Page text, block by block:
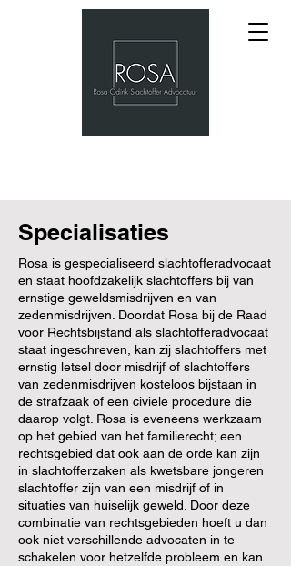
Specialisaties
Rosa is gespecialiseerd slachtofferadvocaat
en staat hoofdzakelijk slachtoffers bij van
ernstige geweldsmisdrijven en van
zedenmisdrijven. Doordat Rosa bij de Raad
voor Rechtsbijstand als slachtofferadvocaat
staat ingeschreven, kan zij slachtoffers met
ernstig letsel door misdrijf of slachtoffers
van zedenmisdrijven kosteloos bijstaan in
de strafzaak of een civiele procedure die
daarop volgt. Rosa is eveneens werkzaam
op het gebied van het familierecht; een
rechtsgebied dat ook aan de orde kan zijn
in slachtofferzaken als kwetsbare jongeren
slachtoffer zijn van een misdrijf of in
situaties van huiselijk geweld. Door deze
combinatie van rechtsgebieden hoeft u dan
ook niet verschillende advocaten in te
schakelen voor hetzelfde probleem en kan